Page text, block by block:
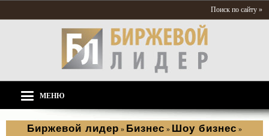
Поиск по сайту »
МЕНЮ
Биржевой лидер » Бизнес » Шоу бизнес »